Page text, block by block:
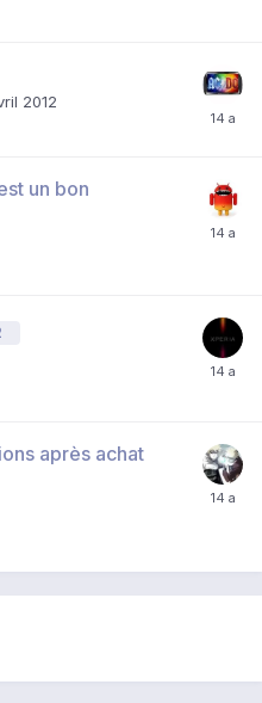
2012
un bon
après achat